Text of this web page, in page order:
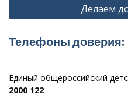
Делаем
Телефоны доверия:
Единый общероссийский
2000 122